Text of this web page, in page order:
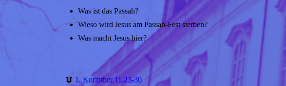
Was ist das Passah?
Wieso wird Jesus am Passah-Fest sterben?
Was macht Jesus hier?
📖 1. Korinther 11,23-30